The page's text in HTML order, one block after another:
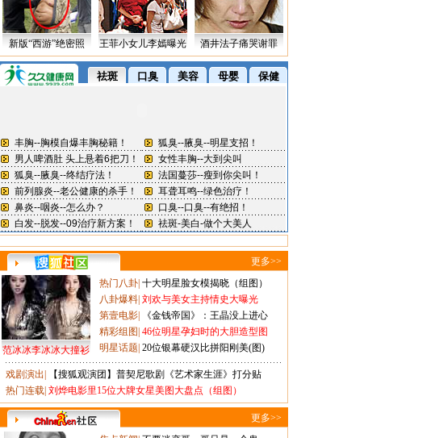
新版“西游”绝密照 王菲小女儿李嫣曝光 酒井法子痛哭谢罪
更多>>
范冰冰李冰冰大撞衫
热门八卦 十大明星脸女模揭晓（组图）
八卦爆料 刘欢与美女主持情史大曝光
第壹电影
《金钱帝国》：王晶没上进心
精彩组图 46位明星孕妇时的大胆造型图
明星话题 20位银幕硬汉比拼阳刚美(图)
戏剧演出
【搜狐观演团】普契尼歌剧《艺术家生涯》打分贴
热门连载 刘烨电影里15位大牌女星美图大盘点（组图）
更多>>